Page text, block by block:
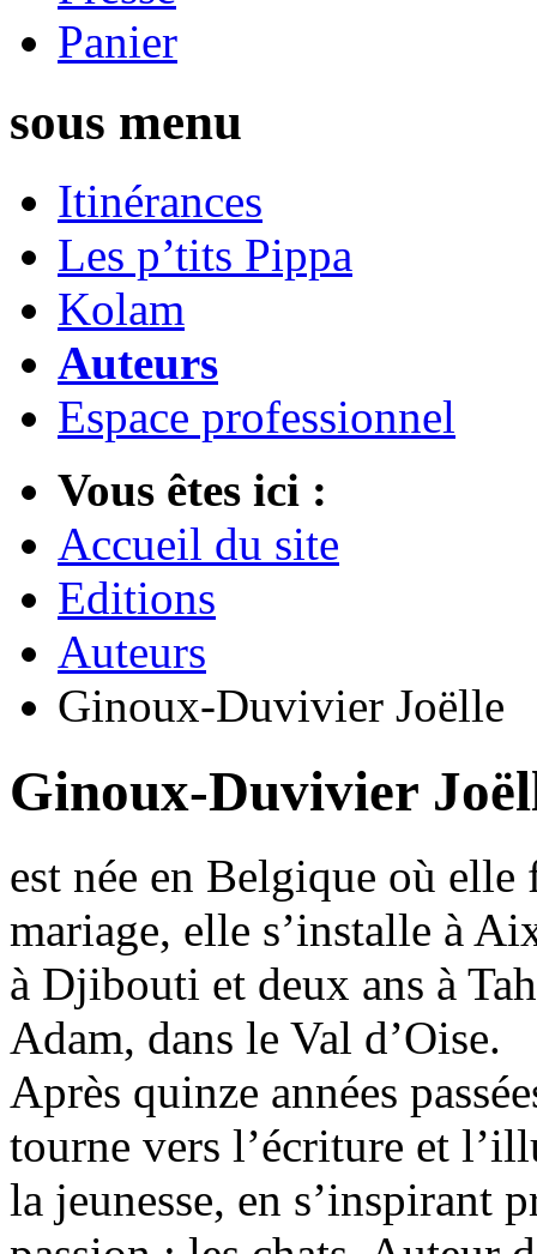
Panier
sous menu
Itinérances
Les p’tits Pippa
Kolam
Auteurs
Espace professionnel
Vous êtes ici :
Accueil du site
Editions
Auteurs
Ginoux-Duvivier Joëlle
Ginoux-Duvivier
est née en Belgique où elle
mariage, elle s’installe à
à Djibouti et deux ans à
Adam, dans le Val d’Oise.
Après quinze années
tourne vers l’écriture et
la jeunesse, en s’inspirant